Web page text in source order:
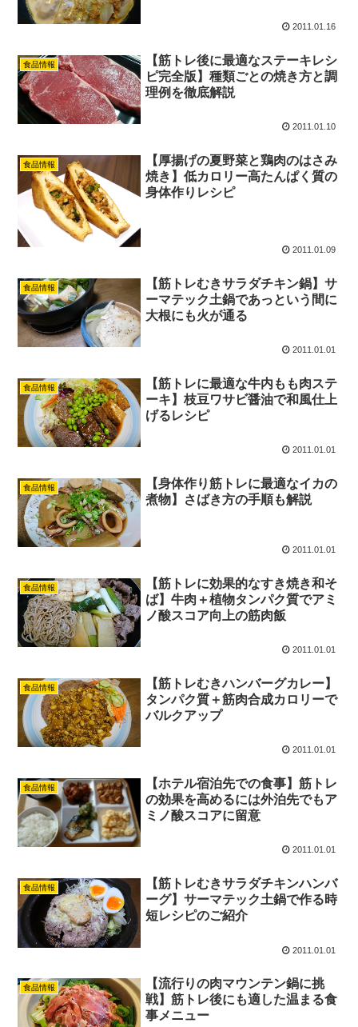
2011.01.16
食品情報
【筋トレ後に最適なステーキレシ
ピ完全版】種類ごとの焼き方と調
理例を徹底解説
2011.01.10
食品情報
【厚揚げの夏野菜と鶏肉のはさみ
焼き】低カロリー高たんぱく質の
身体作りレシピ
2011.01.09
食品情報
【筋トレむきサラダチキン鍋】サ
ーマテック土鍋であっという間に
大根にも火が通る
2011.01.01
食品情報
【筋トレに最適な牛内もも肉ステ
ーキ】枝豆ワサビ醤油で和風仕上
げるレシピ
2011.01.01
食品情報
【身体作り筋トレに最適なイカの
煮物】さばき方の手順も解説
2011.01.01
食品情報
【筋トレに効果的なすき焼き和そ
ば】牛肉＋植物タンパク質でアミ
ノ酸スコア向上の筋肉飯
2011.01.01
食品情報
【筋トレむきハンバーグカレー】
タンパク質＋筋肉合成カロリーで
バルクアップ
2011.01.01
食品情報
【ホテル宿泊先での食事】筋トレ
の効果を高めるには外泊先でもア
ミノ酸スコアに留意
2011.01.01
食品情報
【筋トレむきサラダチキンハンバ
ーグ】サーマテック土鍋で作る時
短レシピのご紹介
2011.01.01
食品情報
【流行りの肉マウンテン鍋に挑
戦】筋トレ後にも適した温まる食
事メニュー